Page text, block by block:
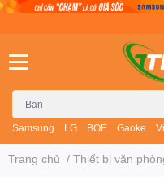
Samsung LG BOE Gaoke
Trang chủ / Thiết bị văn